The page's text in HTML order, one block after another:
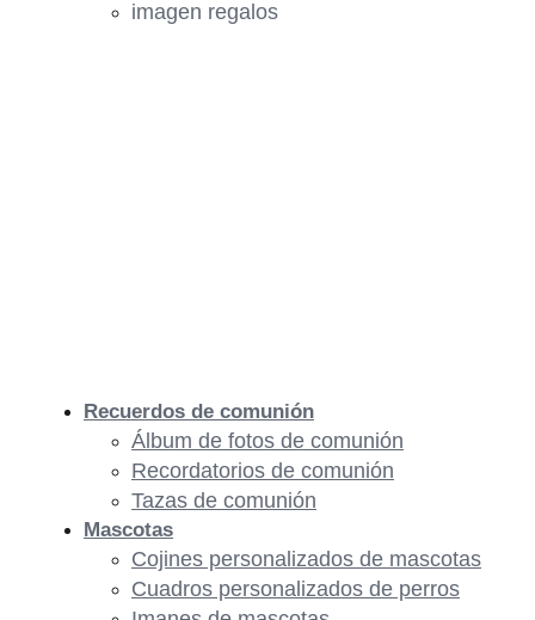
imagen regalos
Recuerdos de comunión
Álbum de fotos de comunión
Recordatorios de comunión
Tazas de comunión
Mascotas
Cojines personalizados de mascotas
Cuadros personalizados de perros